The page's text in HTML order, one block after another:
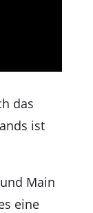
das
ist
Main
eine